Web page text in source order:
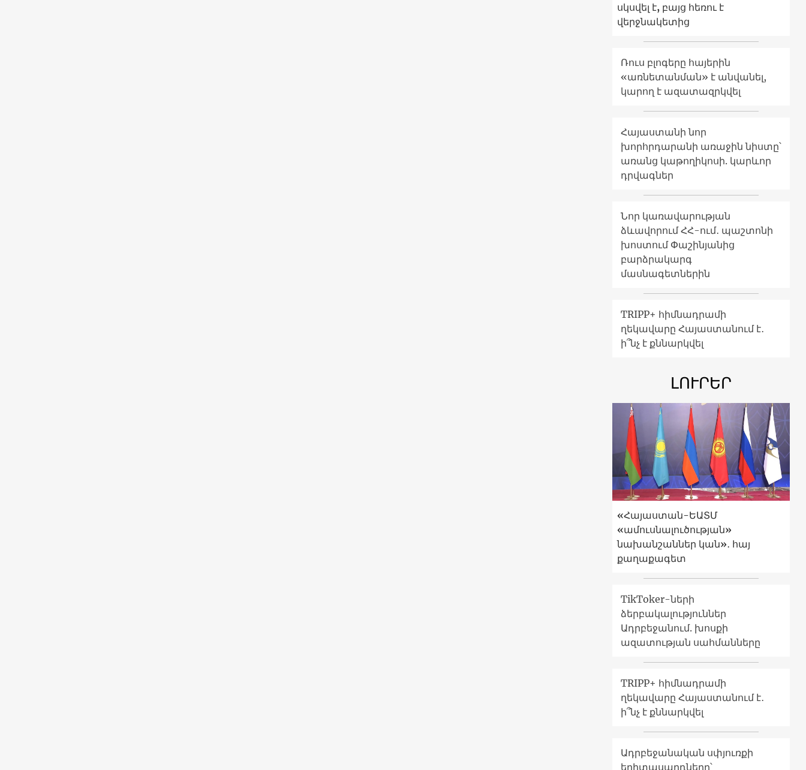
սկսվել է, բայց հեռու է
վերջնակետից
Ռուս բլոգերը հայերին
«առնետանման» է անվանել,
կարող է ազատազրկվել
Հայաստանի նոր
խորհրդարանի առաջին նիստը՝
առանց կաթողիկոսի. կարևոր
դրվագներ
Նոր կառավարության
ձևավորում ՀՀ-ում․ պաշտոնի
խոստում Փաշինյանից
բարձրակարգ
մասնագետներին
TRIPP+ հիմնադրամի
ղեկավարը Հայաստանում է․
ի՞նչ է քննարկվել
ԼՈՒՐԵՐ
«Հայաստան-ԵԱՏՄ
«ամուսնալուծության»
նախանշաններ կան»․ հայ
քաղաքագետ
TikToker-ների
ձերբակալություններ
Ադրբեջանում. խոսքի
ազատության սահմանները
TRIPP+ հիմնադրամի
ղեկավարը Հայաստանում է․
ի՞նչ է քննարկվել
Ադրբեջանական սփյուռքի
երիտասարդները՝